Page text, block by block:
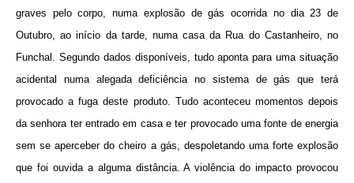
graves pelo corpo, numa explosão de gás ocorrida no dia 23 de
Outubro, ao início da tarde, numa casa da Rua do Castanheiro, no
Funchal. Segundo dados disponíveis, tudo aponta para uma situação
acidental numa alegada deficiência no sistema de gás que terá
provocado a fuga deste produto. Tudo aconteceu momentos depois
da senhora ter entrado em casa e ter provocado uma fonte de energia
sem se aperceber do cheiro a gás, despoletando uma forte explosão
que foi ouvida a alguma distância. A violência do impacto provocou